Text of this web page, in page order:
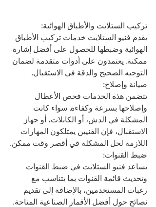
تركيب الستلايت والأطباق الهوائية:
يقدم فنيو الستلايت خدمات تركيب الأطباق
الهوائية وضبطها للحصول على أفضل إشارة
ممكنة. يعتمدون على أدوات متقدمة لضمان
التوجيه الصحيح والدقة في الاستقبال.
صيانة وإصلاح:
تتضمن هذه الخدمات فحص الأعطال
وإصلاحها بسرعة وكفاءة. سواء كانت
المشكلة في الدش، أو الكابلات، أو جهاز
الاستقبال، فإن الفنيين يمتلكون المهارات
اللازمة لحل المشكلة في أقصر وقت ممكن.
ضبط القنوات:
يساعد فنيو الستلايت في ضبط القنوات
وتحديث قائمة القنوات بما يتناسب مع
رغبات المستخدمين، بالإضافة إلى تقديم
نصائح حول أفضل الأقمار الصناعية المتاحة.